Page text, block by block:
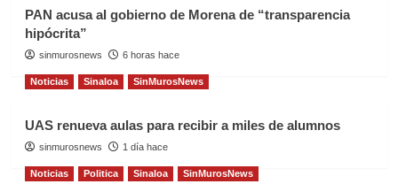
PAN acusa al gobierno de Morena de “transparencia
hipócrita”
sinmurosnews 6 horas hace
Noticias Sinaloa SinMurosNews
UAS renueva aulas para recibir a miles de alumnos
sinmurosnews 1 día hace
Noticias Politica Sinaloa SinMurosNews